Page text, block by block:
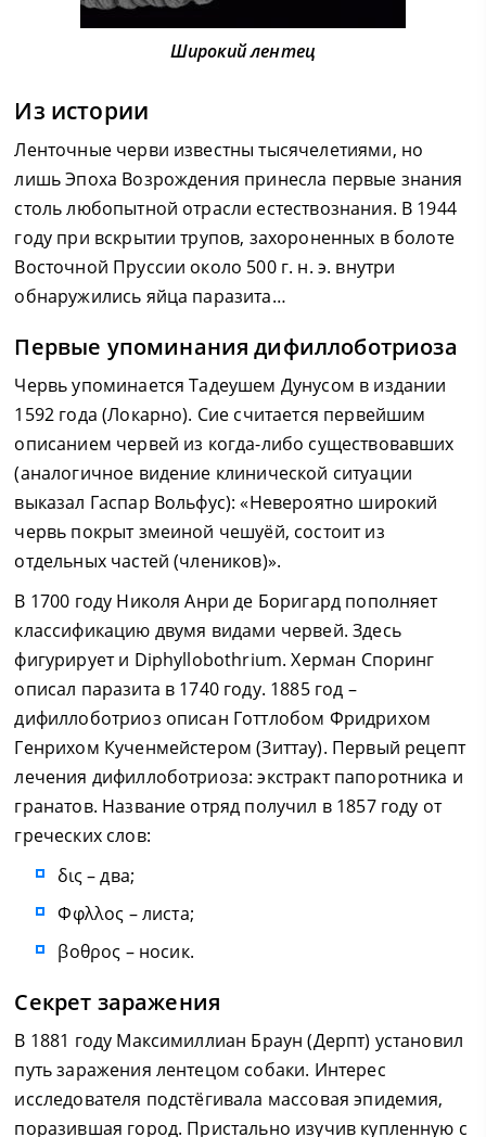
Широкий лентец
Из истории
Ленточные черви известны тысячелетиями, но
лишь Эпоха Возрождения принесла первые знания
столь любопытной отрасли естествознания. В 1944
году при вскрытии трупов, захороненных в болоте
Восточной Пруссии около 500 г. н. э. внутри
обнаружились яйца паразита…
Первые упоминания дифиллоботриоза
Червь упоминается Тадеушем Дунусом в издании
1592 года (Локарно). Сие считается первейшим
описанием червей из когда-либо существовавших
(аналогичное видение клинической ситуации
выказал Гаспар Вольфус): «Невероятно широкий
червь покрыт змеиной чешуёй, состоит из
отдельных частей (члеников)».
В 1700 году Николя Анри де Боригард пополняет
классификацию двумя видами червей. Здесь
фигурирует и Diphyllobothrium. Херман Споринг
описал паразита в 1740 году. 1885 год –
дифиллоботриоз описан Готтлобом Фридрихом
Генрихом Кученмейстером (Зиттау). Первый рецепт
лечения дифиллоботриоза: экстракт папоротника и
гранатов. Название отряд получил в 1857 году от
греческих слов:
δις – два;
Φφλλος – листа;
βοθρος – носик.
Секрет заражения
В 1881 году Максимиллиан Браун (Дерпт) установил
путь заражения лентецом собаки. Интерес
исследователя подстёгивала массовая эпидемия,
поразившая город. Пристально изучив купленную с